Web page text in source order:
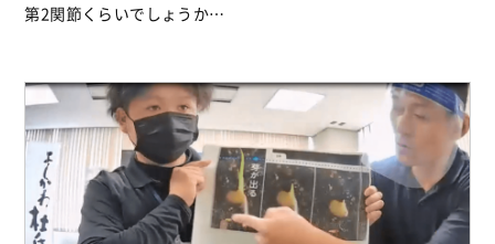
第2関節くらいでしょうか…